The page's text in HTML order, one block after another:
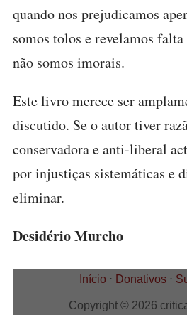
quando nos prejudicamos
somos tolos e revelamos falta
não somos imorais.
Este livro merece ser
discutido. Se o autor tiver
conservadora e anti-liberal
por injustiças sistemáticas e
eliminar.
Desidério Murcho
Início ⋅ Donativos ⋅
Copyright © 2026